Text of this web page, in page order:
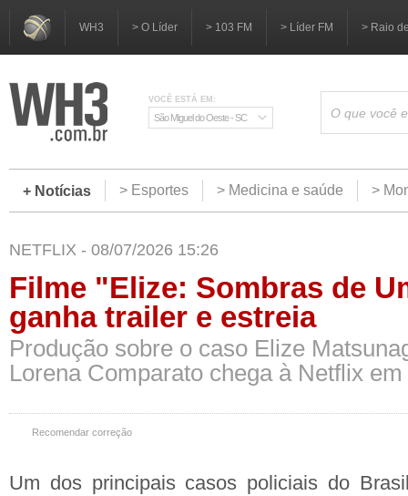
WH3 > O Líder > 103 FM > Líder FM > Raio
VOCÊ ESTÁ EM:
São Miguel do Oeste - SC
+ Notícias > Esportes > Medicina e saúde >
NETFLIX - 08/07/2026 15:26
Filme "Elize: Sombras de
ganha trailer e estreia
Produção sobre o caso Elize
Lorena Comparato chega à Netflix
Recomendar correção
Um dos principais casos policiais do